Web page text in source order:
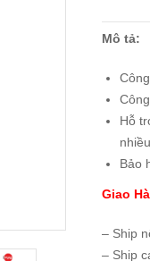
Mô tả:
Hỗ
Bảo
Giao
– Ship
– Ship